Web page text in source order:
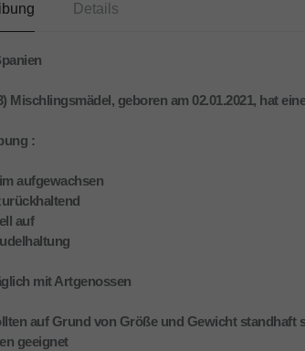
Details
Mischlingsmädel, geboren am 02.01.2021, hat
:
aufgewachsen
auf
mit Artgenossen
auf Grund von Größe und Gewicht standhaft
geeignet